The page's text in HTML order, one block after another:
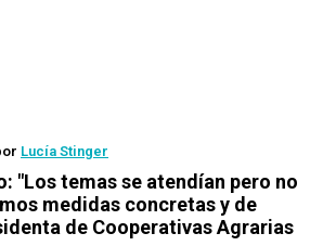
Lucía Stinger
"Los temas se atendían pero no
medidas concretas y de
de Cooperativas Agrarias